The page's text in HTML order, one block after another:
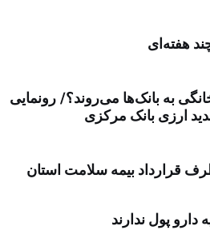
هفته‌ای
به بانک‌ها می‌روند؟/ رونمایی
ارزی بانک مرکزی
قرارداد بیمه سلامت استان
دارو پول ندارند